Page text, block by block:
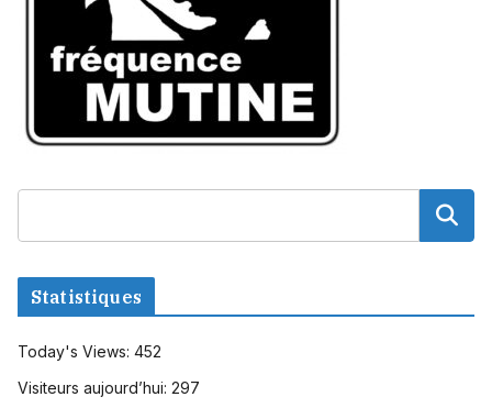
Statistiques
Today's Views: 452
Visiteurs aujourd’hui: 297